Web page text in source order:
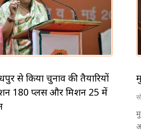
से किया चुनाव की तैयारियों
180 प्लस और मिशन 25 में